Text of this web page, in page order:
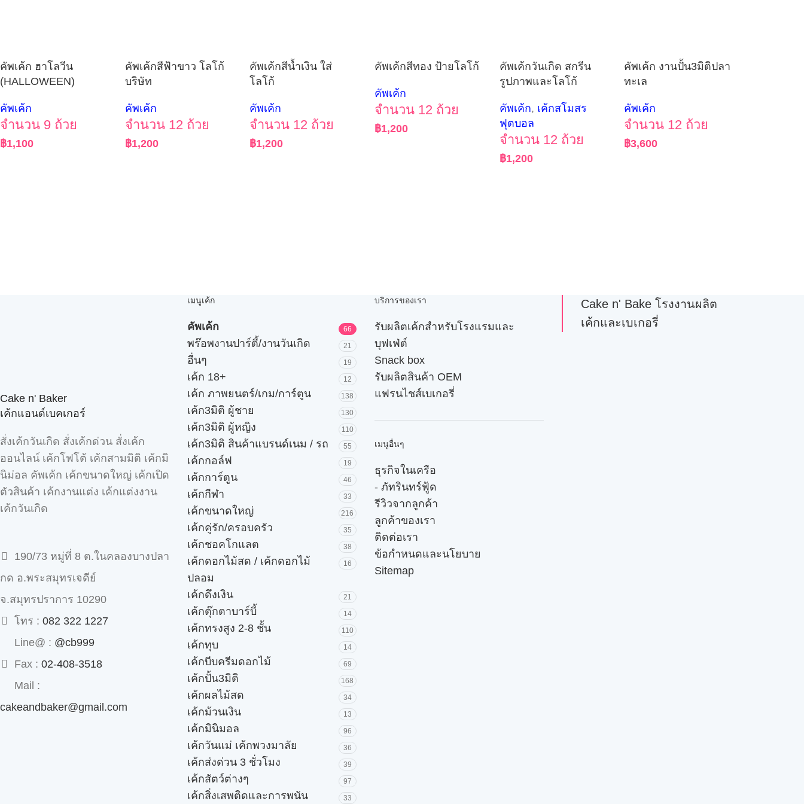
คัพเค้ก ฮาโลวีน
(HALLOWEEN)
คัพเค้ก
จำนวน 9 ถ้วย
฿1,100
คัพเค้กสีฟ้าขาว โลโก้
บริษัท
คัพเค้ก
จำนวน 12 ถ้วย
฿1,200
คัพเค้กสีน้ำเงิน ใส่
โลโก้
คัพเค้ก
จำนวน 12 ถ้วย
฿1,200
คัพเค้กสีทอง ป้ายโลโก้
คัพเค้ก
จำนวน 12 ถ้วย
฿1,200
คัพเค้กวันเกิด สกรีน
รูปภาพและโลโก้
คัพเค้ก, เค้กสโมสร
ฟุตบอล
จำนวน 12 ถ้วย
฿1,200
คัพเค้ก งานปั้น3มิติปลา
ทะเล
คัพเค้ก
จำนวน 12 ถ้วย
฿3,600
Cake n' Baker
เค้กแอนด์เบคเกอร์
สั่งเค้กวันเกิด สั่งเค้กด่วน สั่งเค้ก
ออนไลน์ เค้กโฟโต้ เค้กสามมิติ เค้กมิ
นิม่อล คัพเค้ก เค้กขนาดใหญ่ เค้กเปิด
ตัวสินค้า เค้กงานแต่ง เค้กแต่งงาน
เค้กวันเกิด
190/73 หมู่ที่ 8 ต.ในคลองบางปลา
กด อ.พระสมุทรเจดีย์
จ.สมุทรปราการ 10290
โทร : 082 322 1227
Line@ : @cb999
Fax : 02-408-3518
Mail :
cakeandbaker@gmail.com
เมนูเค้ก
คัพเค้ก 66
พร๊อพงานปาร์ตี้/งานวันเกิด 21
อื่นๆ 19
เค้ก 18+ 12
เค้ก ภาพยนตร์/เกม/การ์ตูน 138
เค้ก3มิติ ผู้ชาย 130
เค้ก3มิติ ผู้หญิง 110
เค้ก3มิติ สินค้าแบรนด์เนม / รถ 55
เค้กกอล์ฟ 19
เค้กการ์ตูน 46
เค้กกีฬา 33
เค้กขนาดใหญ่ 216
เค้กคู่รัก/ครอบครัว 35
เค้กชอคโกแลต 38
เค้กดอกไม้สด / เค้กดอกไม้
ปลอม
16
เค้กดึงเงิน 21
เค้กตุ๊กตาบาร์บี้ 14
เค้กทรงสูง 2-8 ชั้น 110
เค้กทุบ 14
เค้กบีบครีมดอกไม้ 69
เค้กปั้น3มิติ 168
เค้กผลไม้สด 34
เค้กม้วนเงิน 13
เค้กมินิมอล 96
เค้กวันแม่ เค้กพวงมาลัย 36
เค้กส่งด่วน 3 ชั่วโมง 39
เค้กสัตว์ต่างๆ 97
เค้กสิ่งเสพติดและการพนัน 33
บริการของเรา
รับผลิตเค้กสำหรับโรงแรมและ
บุฟเฟ่ต์
Snack box
รับผลิตสินค้า OEM
แฟรนไชส์เบเกอรี่
เมนูอื่นๆ
ธุรกิจในเครือ
- ภัทรินทร์ฟู้ด
รีวิวจากลูกค้า
ลูกค้าของเรา
ติดต่อเรา
ข้อกำหนดและนโยบาย
Sitemap
Cake n' Bake โรงงานผลิต
เค้กและเบเกอรี่